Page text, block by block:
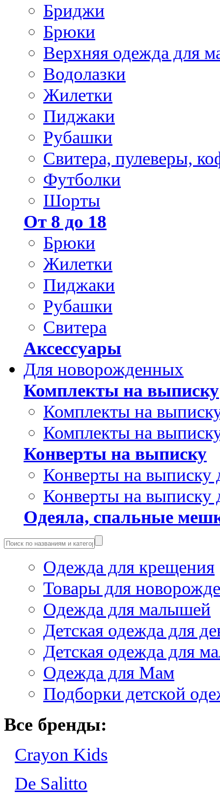
Бриджи
Брюки
Верхняя одежда для
Водолазки
Жилетки
Пиджаки
Рубашки
Свитера, пулеверы,
Футболки
Шорты
От 8 до 18
Брюки
Жилетки
Пиджаки
Рубашки
Свитера
Аксессуары
Для новорожденных
Комплекты на выписку
Комплекты на
Комплекты на
Конверты на выписку
Конверты на выписку
Конверты на выписку
Одеяла, спальные
Одежда для крещения
Товары для
Одежда для малышей
Детская одежда для
Детская одежда для
Одежда для Мам
Подборки детской
Все бренды:
Crayon Kids
De Salitto